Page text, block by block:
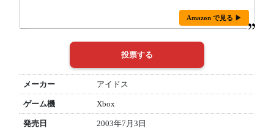
Amazon で見る ▶
メーカー アイドス
ゲーム機 Xbox
発売日 2003年7月3日